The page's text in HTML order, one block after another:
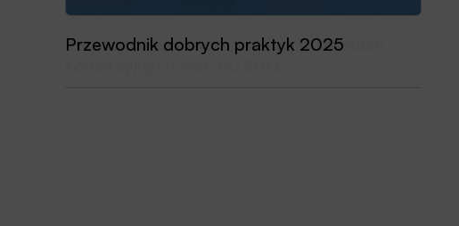
Przewodnik dobrych praktyk 2025